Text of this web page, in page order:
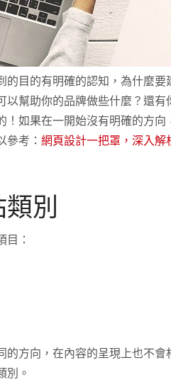
目的有明確的認知，為什麼
幫助你的品牌做些什麼？還
如果在一開始沒有明確的方
參考：網頁設計一把罩，深入解
別
：
方向，在內容的呈現上也不
別。